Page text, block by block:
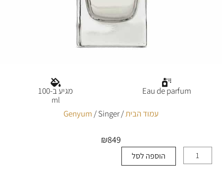
עמוד הבית/
Genyum/ Singer
₪849
של
הוספה לסל
Eau de parfum מגיע ב-100
ml